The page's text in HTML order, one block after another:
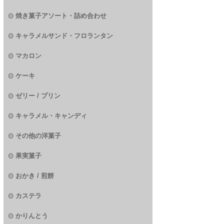
焼き菓子アソート・詰め合わせ
キャラメルサンド・フロランタン
マカロン
ケーキ
ゼリー / プリン
キャラメル・キャンディ
その他の洋菓子
果実菓子
おかき / 煎餅
カステラ
かりんとう